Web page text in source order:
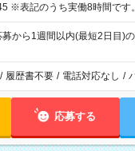
8:15～17:45 ※表記のうち実働8時間です。
から1週間以内(最短2日目)の
/ 履歴書不要 / 電話対応なし /
応募する